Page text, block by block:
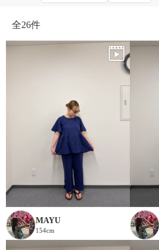
全26件
MAYU
154cm